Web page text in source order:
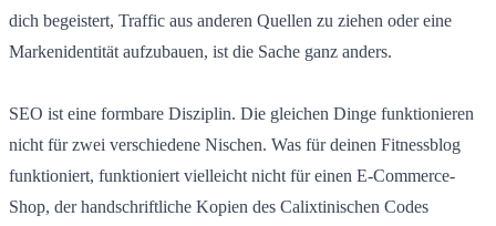
dich begeistert, Traffic aus anderen Quellen zu ziehen oder eine
Markenidentität aufzubauen, ist die Sache ganz anders.
SEO ist eine formbare Disziplin. Die gleichen Dinge funktionieren
nicht für zwei verschiedene Nischen. Was für deinen Fitnessblog
funktioniert, funktioniert vielleicht nicht für einen E-Commerce-
Shop, der handschriftliche Kopien des Calixtinischen Codes